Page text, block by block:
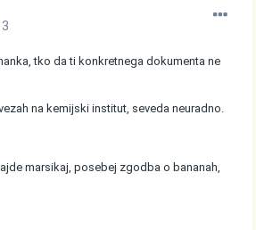
tko da ti konkretnega dokumenta ne
na kemijski institut, seveda neuradno.
marsikaj, posebej zgodba o bananah,